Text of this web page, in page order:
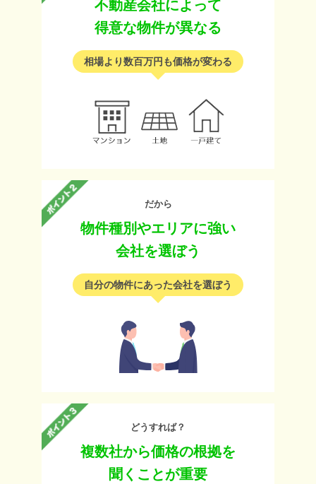
不動産会社によって
得意な物件が異なる
相場より数百万円も価格が変わる
だから
物件種別やエリアに強い
会社を選ぼう
自分の物件にあった会社を選ぼう
どうすれば？
複数社から価格の根拠を
聞くことが重要